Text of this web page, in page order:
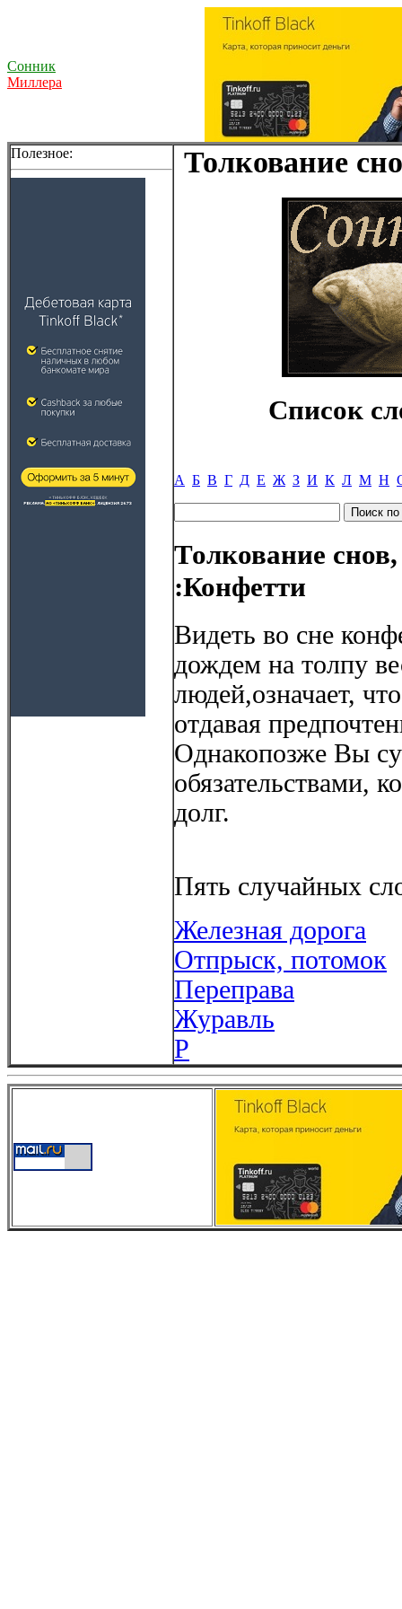
Сонник
Миллера
Полезное: Толкование
Список
А Б В Г Д Е Ж З И К Л М Н
Толкование
:Конфетти
Видеть во сне
дождем на толпу
людей,означает,
отдавая
Однакопозже Вы
обязательствами,
долг.
Пять случайных
Железная дорога
Отпрыск, потомок
Переправа
Журавль
Р